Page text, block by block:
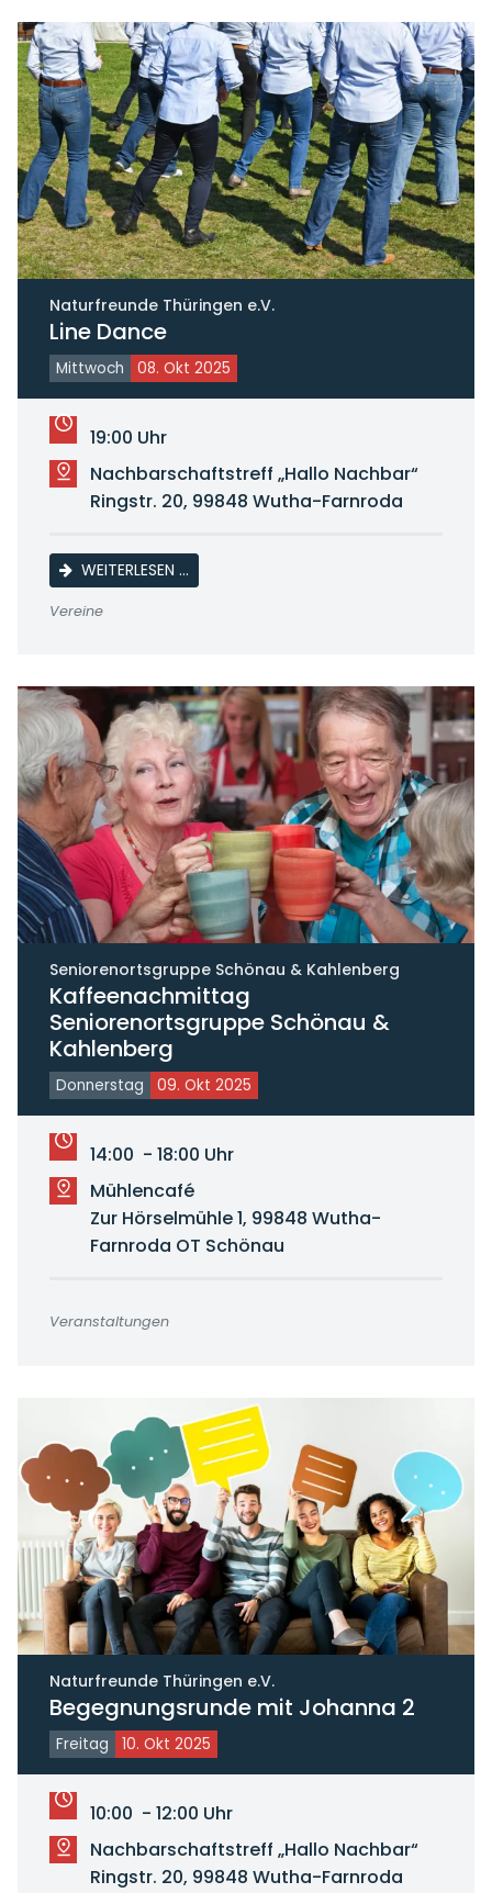
Naturfreunde Thüringen e.V.
Line Dance
Mittwoch 08. Okt 2025
19:00 Uhr
Nachbarschaftstreff „Hallo Nachbar“
Ringstr. 20, 99848 Wutha-Farnroda
WEITERLESEN …LINE DANCE
Vereine
Seniorenortsgruppe Schönau & Kahlenberg
Kaffeenachmittag
Seniorenortsgruppe Schönau &
Kahlenberg
Donnerstag 09. Okt 2025
14:00 - 18:00 Uhr
Mühlencafé
Zur Hörselmühle 1, 99848 Wutha-
Farnroda OT Schönau
Veranstaltungen
Naturfreunde Thüringen e.V.
Begegnungsrunde mit Johanna 2
Freitag 10. Okt 2025
10:00 - 12:00 Uhr
Nachbarschaftstreff „Hallo Nachbar“
Ringstr. 20, 99848 Wutha-Farnroda